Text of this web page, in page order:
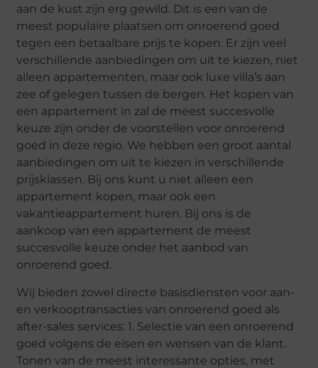
aan de kust zijn erg gewild. Dit is een van de
meest populaire plaatsen om onroerend goed
tegen een betaalbare prijs te kopen. Er zijn veel
verschillende aanbiedingen om uit te kiezen, niet
alleen appartementen, maar ook luxe villa’s aan
zee of gelegen tussen de bergen. Het kopen van
een appartement in zal de meest succesvolle
keuze zijn onder de voorstellen voor onroerend
goed in deze regio. We hebben een groot aantal
aanbiedingen om uit te kiezen in verschillende
prijsklassen. Bij ons kunt u niet alleen een
appartement kopen, maar ook een
vakantieappartement huren. Bij ons is de
aankoop van een appartement de meest
succesvolle keuze onder het aanbod van
onroerend goed.
Wij bieden zowel directe basisdiensten voor aan-
en verkooptransacties van onroerend goed als
after-sales services: 1. Selectie van een onroerend
goed volgens de eisen en wensen van de klant.
Tonen van de meest interessante opties, met